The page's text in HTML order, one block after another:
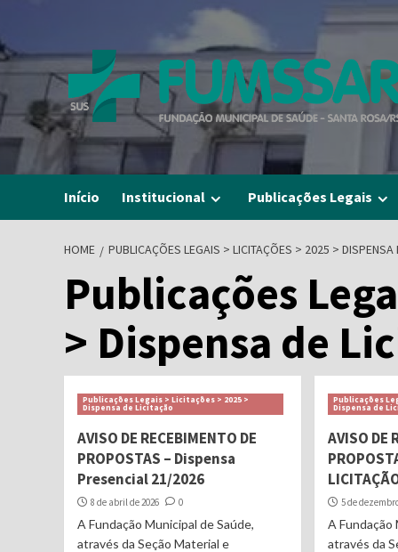
content
Início Institucional Publicações Legais
HOME PUBLICAÇÕES LEGAIS > LICITAÇÕES > 2025 > DISPENSA
Publicações
> Dispensa de
Publicações Legais > Licitações > 2025 >
Dispensa de Licitação
AVISO DE RECEBIMENTO DE
PROPOSTAS – Dispensa
Presencial 21/2026
8 de abril de 2026 0
A Fundação Municipal de Saúde,
através da Seção Material e
Publicações
Dispensa de
AVISO DE
5 de
A Fundação
através da